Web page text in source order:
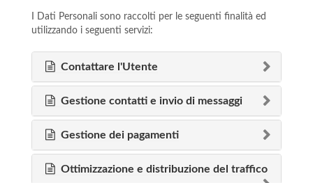
I Dati Personali sono raccolti per le seguenti finalità ed
utilizzando i seguenti servizi:
Contattare l'Utente
Gestione contatti e invio di messaggi
Gestione dei pagamenti
Ottimizzazione e distribuzione del traffico